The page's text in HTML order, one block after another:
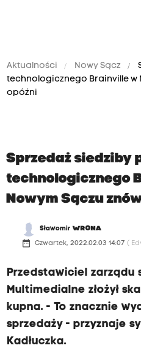
Aktualności Nowy Sącz
technologicznego Brainville w
opóźni
Sprzedaż siedziby
technologicznego
Nowym Sączu
SławomirWRONA
date_range Czwartek, 2022.02.03 14:07 (
Przedstawiciel zarządu
Multimedialne złożył
kupna. - To znacznie
sprzedaży - przyznaje
Kadłuczka.